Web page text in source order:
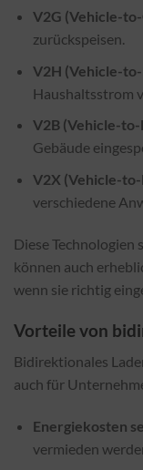
V2G (Vehicle-
zurückspeisen.
V2H (Vehicle-
Haushaltsstrom
V2B (Vehicle-to-
Gebäude
V2X (Vehicle-
verschiedene
Diese
können auch
wenn sie richtig
Vorteile von
Bidirektionales
auch für
Energiekosten
vermieden